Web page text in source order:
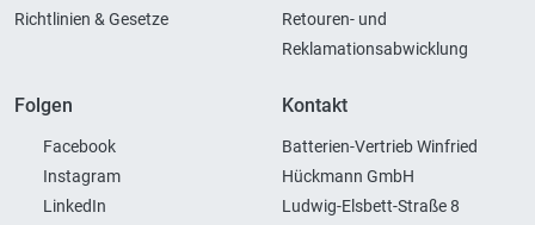
Richtlinien & Gesetze
Retouren- und
Reklamationsabwicklung
Folgen
Facebook
Instagram
LinkedIn
Kontakt
Batterien-Vertrieb Winfried
Hückmann GmbH
Ludwig-Elsbett-Straße 8